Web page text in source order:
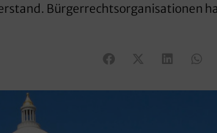
Bürgerrechtsorganisationen